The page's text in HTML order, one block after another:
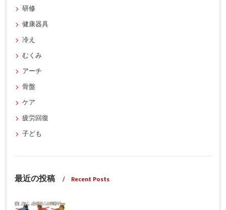
研修
健康器具
冷え
むくみ
アーチ
骨盤
ケア
疲労回復
子ども
最近の投稿 Recent Posts